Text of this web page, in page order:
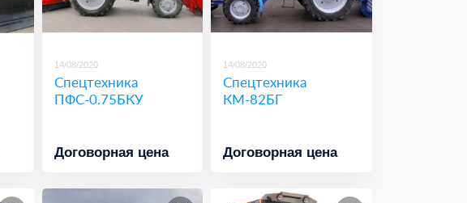
14/08/2020
Спецтехника
ПФС-0.75БКУ
Договорная цена
14/08/2020
Спецтехника
КМ-82БГ
Договорная цена